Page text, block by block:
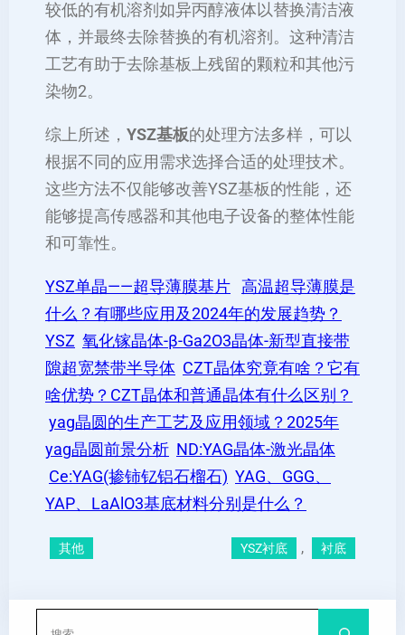
较低的有机溶剂如异丙醇液体以替换清洁液
体，并最终去除替换的有机溶剂。这种清洁
工艺有助于去除基板上残留的颗粒和其他污
染物2。
综上所述， YSZ基板的处理方法多样，可以
根据不同的应用需求选择合适的处理技术。
这些方法不仅能够改善YSZ基板的性能，还
能够提高传感器和其他电子设备的整体性能
和可靠性。
YSZ单晶——超导薄膜基片 高温超导薄膜是
什么？有哪些应用及2024年的发展趋势？
YSZ 氧化镓晶体-β-Ga2O3晶体-新型直接带
隙超宽禁带半导体 CZT晶体究竟有啥？它有
啥优势？CZT晶体和普通晶体有什么区别？
yag晶圆的生产工艺及应用领域？2025年
yag晶圆前景分析 ND:YAG晶体-激光晶体
Ce:YAG(掺铈钇铝石榴石) YAG、GGG、
YAP、LaAlO3基底材料分别是什么？
其他 YSZ衬底 , 衬底